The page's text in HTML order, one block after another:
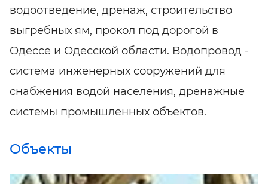
водоотведение, дренаж, строительство
выгребных ям, прокол под дорогой в
Одессе и Одесской области. Водопровод -
система инженерных сооружений для
снабжения водой населения, дренажные
системы промышленных объектов.
Объекты